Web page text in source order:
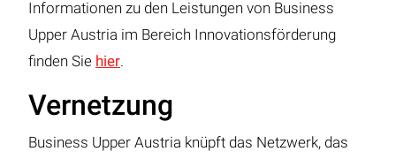
Informationen zu den Leistungen von Business
Upper Austria im Bereich Innovationsförderung
finden Sie hier.
Vernetzung
Business Upper Austria knüpft das Netzwerk, das